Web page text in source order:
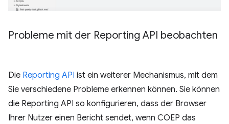
Probleme mit der Reporting API beobachten
Die Reporting API ist ein weiterer Mechanismus, mit dem
Sie verschiedene Probleme erkennen können. Sie können
die Reporting API so konfigurieren, dass der Browser
Ihrer Nutzer einen Bericht sendet, wenn COEP das